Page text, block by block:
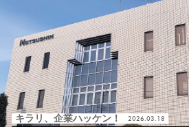
キラリ、企業ハッケン！ 2026.03.18